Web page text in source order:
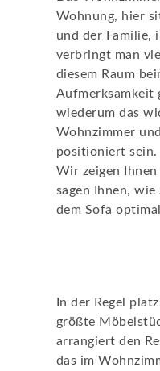
Wohnung, hier
und der Familie,
verbringt man
diesem Raum
Aufmerksamkeit
wiederum das
Wohnzimmer
positioniert sein.
Wir zeigen
sagen Ihnen,
dem Sofa
In der Regel
größte
arrangiert den
das im